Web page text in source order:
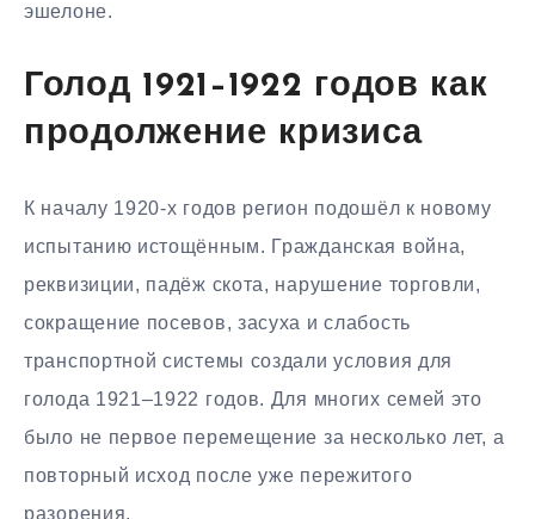
эшелоне.
Голод 1921–1922 годов как
продолжение кризиса
К началу 1920-х годов регион подошёл к новому
испытанию истощённым. Гражданская война,
реквизиции, падёж скота, нарушение торговли,
сокращение посевов, засуха и слабость
транспортной системы создали условия для
голода 1921–1922 годов. Для многих семей это
было не первое перемещение за несколько лет, а
повторный исход после уже пережитого
разорения.